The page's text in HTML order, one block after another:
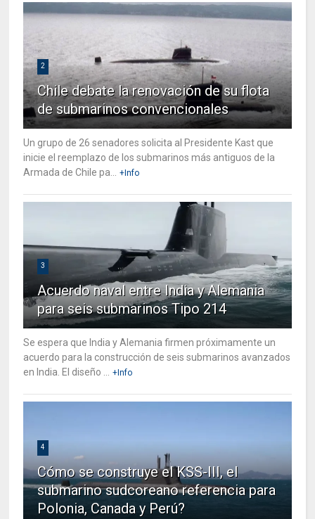
2
Chile debate la renovación de su flota
de submarinos convencionales
Un grupo de 26 senadores solicita al Presidente Kast que
inicie el reemplazo de los submarinos más antiguos de la
Armada de Chile pa...
+Info
3
Acuerdo naval entre India y Alemania
para seis submarinos Tipo 214
Se espera que India y Alemania firmen próximamente un
acuerdo para la construcción de seis submarinos avanzados
en India. El diseño ...
+Info
4
Cómo se construye el KSS-III, el
submarino sudcoreano referencia para
Polonia, Canada y Perú?